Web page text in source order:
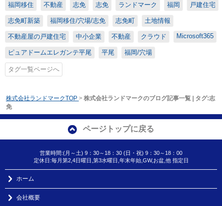
福岡移住
不動産 志免 志免 ランドマーク 福岡 戸建住宅
志免町新築 福岡移住/穴場/志免 志免町 土地情報
不動産屋の戸建住宅 中小企業 不動産 クラウド Microsoft365
ピュアドームエレガンテ平尾 平尾 福岡/穴場
タグ一覧ページへ
株式会社ランドマークTOP > 株式会社ランドマークのブログ記事一覧 | タグ:志
免
ページトップに戻る
営業時間:(月～土) 9：30～18：30 (日・祝) 9：30～18：00
定休日:毎月第2,4日曜日,第3水曜日,年末年始,GW,お盆,他 指定日
ホーム
会社概要